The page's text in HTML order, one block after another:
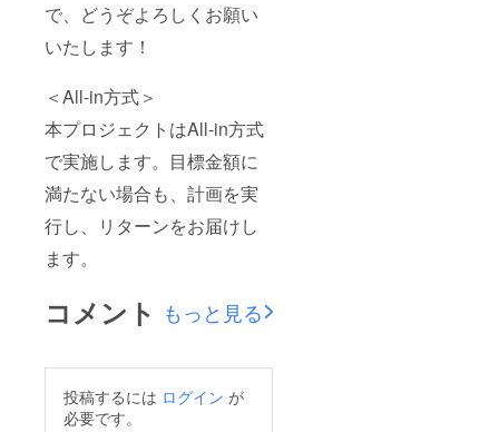
で、どうぞよろしくお願い
いたします！
＜All-in方式＞
本プロジェクトはAll-in方式
で実施します。目標金額に
満たない場合も、計画を実
行し、リターンをお届けし
ます。
コメント もっと見る
投稿するには ログイン が
必要です。